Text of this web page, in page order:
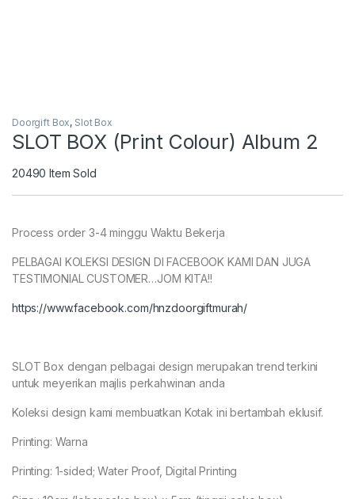
Doorgift Box, Slot Box
SLOT BOX (Print Colour) Album 2
20490 Item Sold
Process order 3-4 minggu Waktu Bekerja
PELBAGAI KOLEKSI DESIGN DI FACEBOOK KAMI DAN JUGA
TESTIMONIAL CUSTOMER…JOM KITA!!
https://www.facebook.com/hnzdoorgiftmurah/
SLOT Box dengan pelbagai design merupakan trend terkini
untuk meyerikan majlis perkahwinan anda
Koleksi design kami membuatkan Kotak ini bertambah eklusif.
Printing: Warna
Printing: 1-sided; Water Proof, Digital Printing